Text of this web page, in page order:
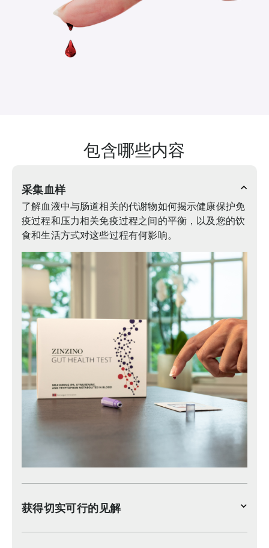
包含哪些内容
采集血样
了解血液中与肠道相关的代谢物如何揭示健康保护免
疫过程和压力相关免疫过程之间的平衡，以及您的饮
食和生活方式对这些过程有何影响。
获得切实可行的见解